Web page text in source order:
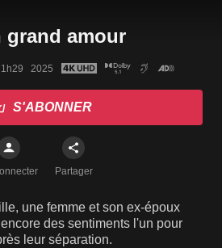
2025
S'ABONNER
Partager
une femme et son ex-époux
des sentiments l'un pour
leur séparation.